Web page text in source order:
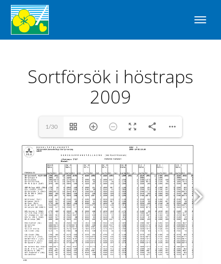
Sortförsök i höstraps
2009
1/30